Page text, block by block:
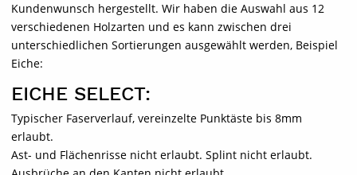
Kundenwunsch hergestellt. Wir haben die Auswahl aus 12
verschiedenen Holzarten und es kann zwischen drei
unterschiedlichen Sortierungen ausgewählt werden, Beispiel
Eiche:
EICHE SELECT:
Typischer Faserverlauf, vereinzelte Punktäste bis 8mm
erlaubt.
Ast- und Flächenrisse nicht erlaubt. Splint nicht erlaubt.